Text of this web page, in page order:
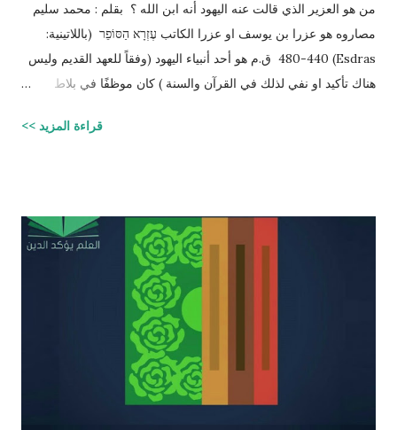
من هو العزير الذي قالت عنه اليهود أنه ابن الله ؟ بقلم : محمد سليم
مصاروه هو عزرا بن يوسف او عزرا الكاتب עֶזְרָא הַסּוֹפֵר (باللاتينية:
Esdras) 480-440 ق.م هو أحد أنبياء اليهود (وفقاً للعهد القديم وليس
هناك تأكيد او نفي لذلك في القرآن والسنة ) كان موظفًا في بلاط
اليهودية وكان ملماً بالتوراة ومدرساً لتعاليمها وكذلك كان كاتباً ماهراً
تعاليمها وطهر المجتمع اليهودي من الزواج المختلط، ولهذه الأسباب
يحتل عزرا الكاتب مكانه عاليه جداً في الإرث الديني اليهود وقصته
مذكوره في ( سفر عزرا ) في العهد القديم ونجد في ملاحق الشروحات
اليهوديه للمشناه والمعروفه باسم ( توسفتا ) תוספתא نجد رأياً يُزعم ان
عزرا الكاتب كان مستحقاً لان تتنزل عليه التوراه لولا ان موسى عليه
السلام سبقه ! כי ראויה הייתה התורה להינתן על י...
قراءة المزيد >>